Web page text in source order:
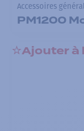
Accessoires général
PM1200
Ajouter à